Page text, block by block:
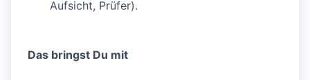
Aufsicht, Prüfer).
Das bringst Du mit